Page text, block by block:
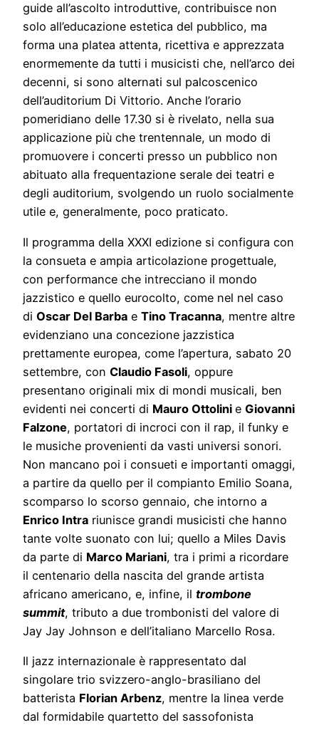
guide all’ascolto introduttive, contribuisce non
solo all’educazione estetica del pubblico, ma
forma una platea attenta, ricettiva e apprezzata
enormemente da tutti i musicisti che, nell’arco dei
decenni, si sono alternati sul palcoscenico
dell’auditorium Di Vittorio. Anche l’orario
pomeridiano delle 17.30 si è rivelato, nella sua
applicazione più che trentennale, un modo di
promuovere i concerti presso un pubblico non
abituato alla frequentazione serale dei teatri e
degli auditorium, svolgendo un ruolo socialmente
utile e, generalmente, poco praticato.
Il programma della XXXI edizione si configura con
la consueta e ampia articolazione progettuale,
con performance che intrecciano il mondo
jazzistico e quello eurocolto, come nel nel caso
di Oscar Del Barba e Tino Tracanna, mentre altre
evidenziano una concezione jazzistica
prettamente europea, come l’apertura, sabato 20
settembre, con Claudio Fasoli, oppure
presentano originali mix di mondi musicali, ben
evidenti nei concerti di Mauro Ottolini e Giovanni
Falzone, portatori di incroci con il rap, il funky e
le musiche provenienti da vasti universi sonori.
Non mancano poi i consueti e importanti omaggi,
a partire da quello per il compianto Emilio Soana,
scomparso lo scorso gennaio, che intorno a
Enrico Intra riunisce grandi musicisti che hanno
tante volte suonato con lui; quello a Miles Davis
da parte di Marco Mariani, tra i primi a ricordare
il centenario della nascita del grande artista
africano americano, e, infine, il trombone
summit, tributo a due trombonisti del valore di
Jay Jay Johnson e dell’italiano Marcello Rosa.
Il jazz internazionale è rappresentato dal
singolare trio svizzero-anglo-brasiliano del
batterista Florian Arbenz, mentre la linea verde
dal formidabile quartetto del sassofonista